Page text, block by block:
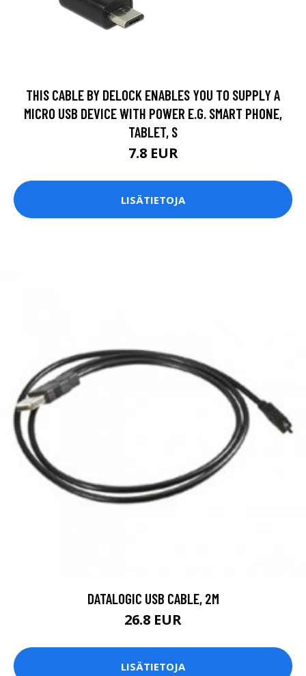
THIS CABLE BY DELOCK ENABLES YOU TO SUPPLY A
MICRO USB DEVICE WITH POWER E.G. SMART PHONE,
TABLET, S
7.8 EUR
LISÄTIETOJA
DATALOGIC USB CABLE, 2M
26.8 EUR
LISÄTIETOJA